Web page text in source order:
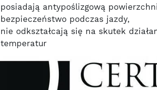
posiadają antypoślizgową
bezpieczeństwo podczas jazdy,
nie odkształcają się na skutek
temperatur